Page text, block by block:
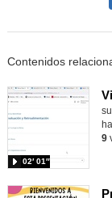
Contenidos
02′ 01″
9